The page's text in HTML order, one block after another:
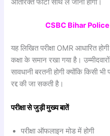
अतिरिक्त फोटो साथ ले जाना होगा।
CSBC Bihar
यह लिखित परीक्षा OMR आधारित
कक्षा के समान रखा गया है।
सावधानी बरतनी होगी क्योंकि किसी
रद्द की जा सकती है।
परीक्षासेजुड़ीमुख्यबातें
परीक्षा ऑफलाइन मोड में होगी